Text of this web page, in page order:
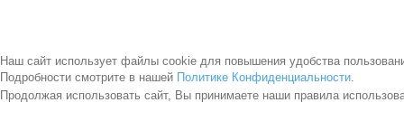
Наш сайт использует файлы cookie для повышения удобства
Подробности смотрите в нашей Политике Конфиденциальности.
Продолжая использовать сайт, Вы принимаете наши правила